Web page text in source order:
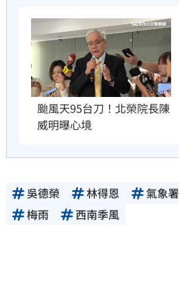
颱風天95台刀！北榮院長陳
威明曝心境
吳德榮 林得恩 氣象署
梅雨
西南季風